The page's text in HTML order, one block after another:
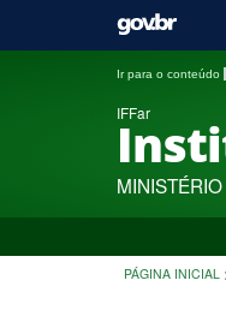
Ir para o conteúdo
IFFar
PÁGINA INICIAL